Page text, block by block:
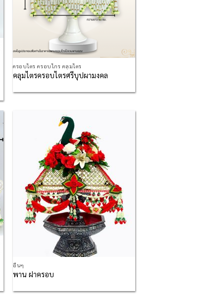
ครอบไตร ครอบไกร คลุมไตร
คลุมไตรครอบไตรศรีบุปผามงคล
อื่นๆ
พาน ฝาครอบ